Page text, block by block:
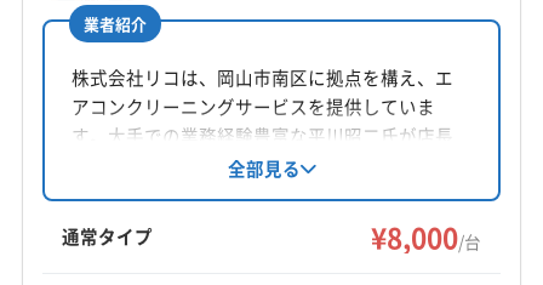
所在地
岡山県邑久郷2305
対応地域
倉吉市 鳥取市
岩美郡岩美町
西伯郡大山町
西伯郡南部町
西伯郡日吉津村
東伯郡琴浦町
業者紹介
株式会社リコは、岡山市南区に拠点を構え、エ
アコンクリーニングサービスを提供していま
す。大手での業務経験豊富な平川昭二氏が店長
を務め、丁寧な作業と安全を心掛けています。
基本料金一台8000円からで、複数台割引やオプ
ションも充実。土日祝日対応、完全分解クリー
ニング、防カビ・抗菌コーティングにも対応し
全部見る
通常タイプ ¥8,000/台